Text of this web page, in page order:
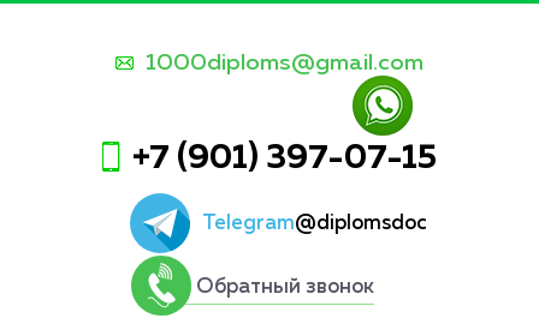
1000diploms@gmail.com
+7 (901) 397-07-15
Telegram@diplomsdoc
Обратный звонок